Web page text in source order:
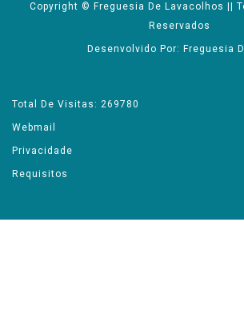
Copyright © Freguesia De Lavacolhos ||
Reservados
Desenvolvido Por: Freguesia
Total De Visitas: 269780
Webmail
Privacidade
Requisitos